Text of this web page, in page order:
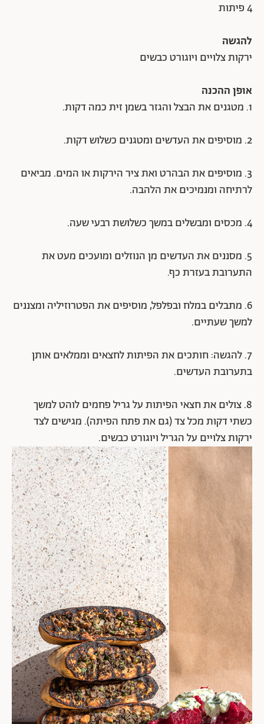
4 פיתות
להגשה
ירקות צלויים ויוגורט כבשים
אופן ההכנה
1. מטגנים את הבצל והגזר בשמן זית כמה דקות.
2. מוסיפים את העדשים ומטגנים כשלוש דקות.
3. מוסיפים את הבהרט ואת ציר הירקות או המים. מביאים
לרתיחה ומנמיכים את הלהבה.
4. מכסים ומבשלים במשך כשלושת רבעי שעה.
5. מסננים את העדשים מן הנוזלים ומועכים מעט את
התערובת בעזרת כף.
6. מתבלים במלח ובפלפל, מוסיפים את הפטרוזיליה ומצננים
למשך שעתיים.
7. להגשה: חותכים את הפיתות לחצאים וממלאים אותן
בתערובת העדשים.
8. צולים את חצאי הפיתות על גריל פחמים לוהט למשך
כשתי דקות מכל צד (גם את פתח הפיתה). מגישים לצד
ירקות צלויים על הגריל ויוגורט כבשים.